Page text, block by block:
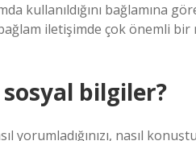
kullanıldığını bağlamına
iletişimde çok önemli bir
bilgiler?
yorumladığınızı, nasıl